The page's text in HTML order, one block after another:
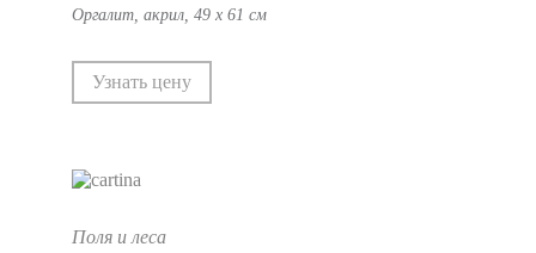
Оргалит, акрил, 49 х 61 см
Узнать цену
Поля и леса